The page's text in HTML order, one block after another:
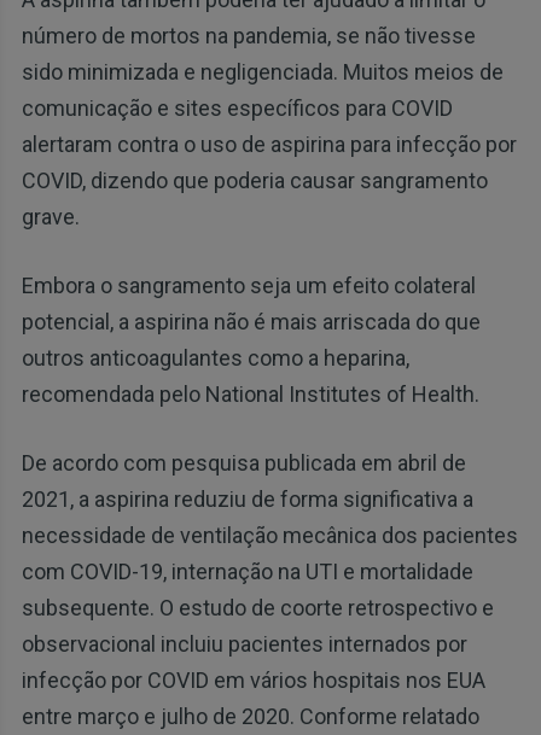
número de mortos na pandemia, se não tivesse
sido minimizada e negligenciada. Muitos meios de
comunicação e sites específicos para COVID
alertaram contra o uso de aspirina para infecção por
COVID, dizendo que poderia causar sangramento
grave.
Embora o sangramento seja um efeito colateral
potencial, a aspirina não é mais arriscada do que
outros anticoagulantes como a heparina,
recomendada pelo National Institutes of Health.
De acordo com pesquisa publicada em abril de
2021, a aspirina reduziu de forma significativa a
necessidade de ventilação mecânica dos pacientes
com COVID-19, internação na UTI e mortalidade
subsequente. O estudo de coorte retrospectivo e
observacional incluiu pacientes internados por
infecção por COVID em vários hospitais nos EUA
entre março e julho de 2020. Conforme relatado